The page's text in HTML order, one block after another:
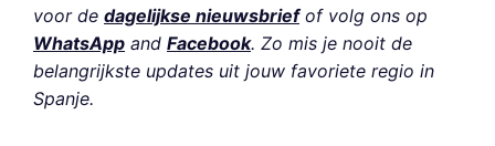
voor de dagelijkse nieuwsbriefof volg ons op
WhatsApp and Facebook. Zo mis je nooit de
belangrijkste updates uit jouw favoriete regio in
Spanje.